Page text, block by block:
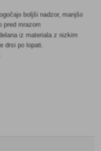
boljši nadzor, manjšo
pred mrazom
iz materiala z nizkim
drsi po lopati.